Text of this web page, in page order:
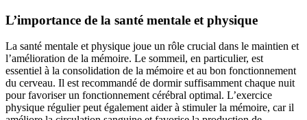
L’importance de la santé mentale et physique
La santé mentale et physique joue un rôle crucial dans le maintien et
l’amélioration de la mémoire. Le sommeil, en particulier, est
essentiel à la consolidation de la mémoire et au bon fonctionnement
du cerveau. Il est recommandé de dormir suffisamment chaque nuit
pour favoriser un fonctionnement cérébral optimal. L’exercice
physique régulier peut également aider à stimuler la mémoire, car il